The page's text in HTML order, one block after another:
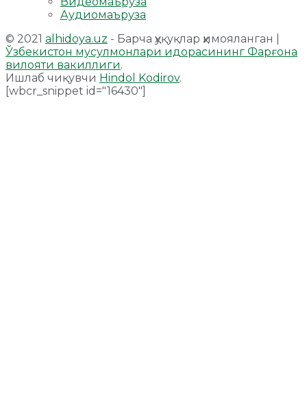
Аудиомаъруза
© 2021 alhidoya.uz - Барча ҳуқуқлар ҳимояланган |
Ўзбекистон мусулмонлари идорасининг Фарғона
вилояти вакиллиги.
Ишлаб чиқувчи Hindol Kodirov.
[wbcr_snippet id="16430"]